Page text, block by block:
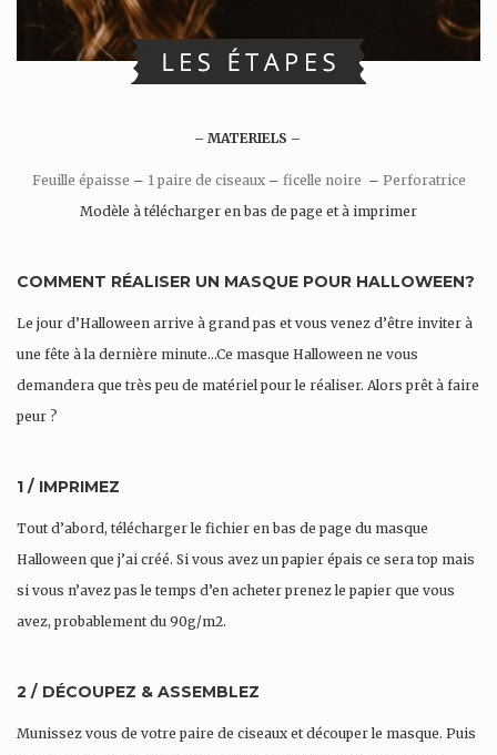
– MATERIELS –
Feuille épaisse – 1 paire de ciseaux– ficelle noire – Perforatrice
Modèle à télécharger en bas de page et à imprimer
COMMENT RÉALISER UN MASQUE POUR HALLOWEEN?
Le jour d’Halloween arrive à grand pas et vous venez d’être inviter à
une fête à la dernière minute…Ce masque Halloween ne vous
demandera que très peu de matériel pour le réaliser. Alors prêt à faire
peur ?
1 / IMPRIMEZ
Tout d’abord, télécharger le fichier en bas de page du masque
Halloween que j’ai créé. Si vous avez un papier épais ce sera top mais
si vous n’avez pas le temps d’en acheter prenez le papier que vous
avez, probablement du 90g/m2.
2 / DÉCOUPEZ & ASSEMBLEZ
Munissez vous de votre paire de ciseaux et découper le masque. Puis